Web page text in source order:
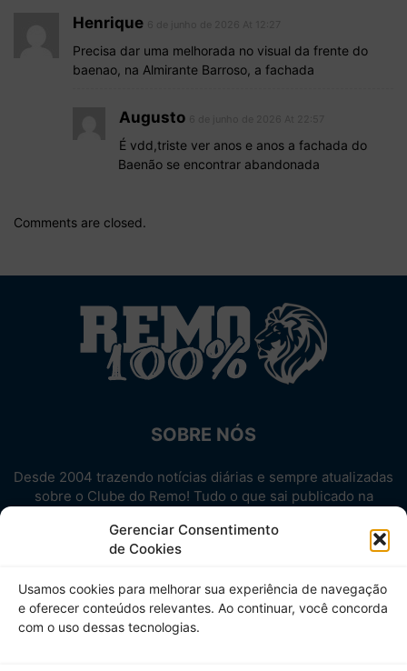
Gerenciar Consentimento
de Cookies
Usamos cookies para melhorar sua experiência de navegação
e oferecer conteúdos relevantes. Ao continuar, você concorda
com o uso dessas tecnologias.
Henrique
Precisa dar uma melhorada no visual da frente do
baenao, na Almirante Barroso, a fachada
Augusto
É vdd,triste ver anos e anos a fachada do
Baenão se encontrar abandonada
Comments are closed.
SOBRE NÓS
Desde 2004 trazendo notícias diárias e sempre atualizadas
sobre o Clube do Remo! Tudo o que sai publicado na
Aproveite! Site não-oficial.
SIGA-NOS